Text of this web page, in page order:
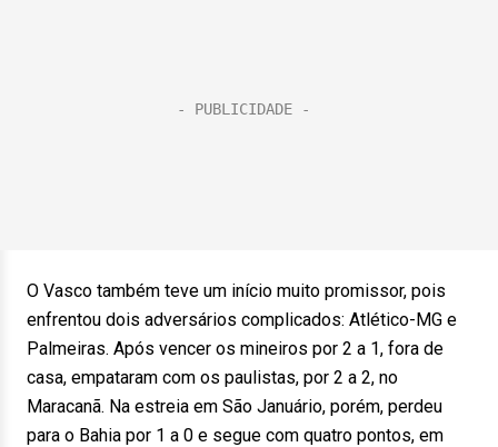
O Vasco também teve um início muito promissor, pois
enfrentou dois adversários complicados: Atlético-MG e
Palmeiras. Após vencer os mineiros por 2 a 1, fora de
casa, empataram com os paulistas, por 2 a 2, no
Maracanã. Na estreia em São Januário, porém, perdeu
para o Bahia por 1 a 0 e segue com quatro pontos, em